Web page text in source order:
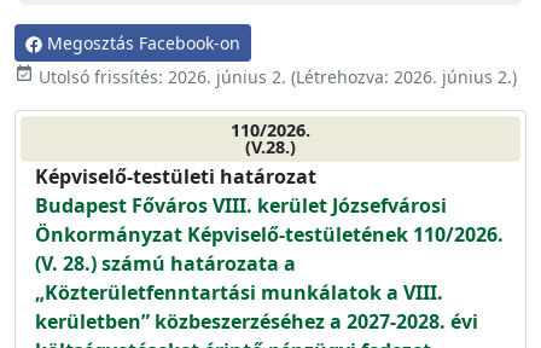
Megosztás Facebook-on
event_available Utolsó frissítés: 2026. június 2. (Létrehozva: 2026. június 2.)
110/2026.
(V.28.)
Képviselő-testületi határozat
Budapest Főváros VIII. kerület Józsefvárosi
Önkormányzat Képviselő-testületének 110/2026.
(V. 28.) számú határozata a
„Közterületfenntartási munkálatok a VIII.
kerületben” közbeszerzéséhez a 2027-2028. évi